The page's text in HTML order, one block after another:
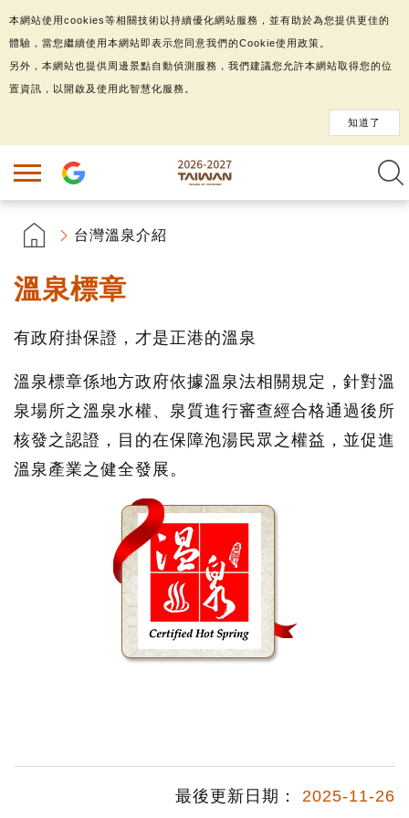
台灣溫泉介紹
溫泉標章
有政府掛保證，才是正港的溫泉
溫泉標章係地方政府依據溫泉法相關規定，針對溫
泉場所之溫泉水權、泉質進行審查經合格通過後所
核發之認證，目的在保障泡湯民眾之權益，並促進
溫泉產業之健全發展。
最後更新日期： 2025-11-26
本網站使用cookies等相關技術以持續優化網站服務，並有助於為您提供更佳的
體驗，當您繼續使用本網站即表示您同意我們的Cookie使用政策。
另外，本網站也提供周邊景點自動偵測服務，我們建議您允許本網站取得您的位
置資訊，以開啟及使用此智慧化服務。
知道了